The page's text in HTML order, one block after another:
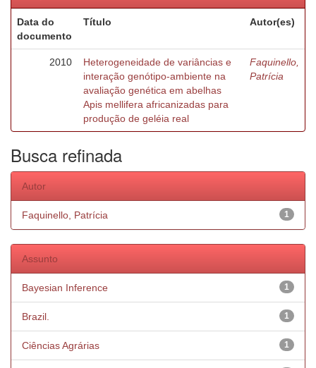
Data do
documento
Título Autor(es)
2010
Heterogeneidade de variâncias e
interação genótipo-ambiente na
avaliação genética em abelhas
Apis mellifera africanizadas para
produção de geléia real
Faquinello,
Patrícia
Busca refinada
Autor
1
Faquinello, Patrícia
Assunto
1
Bayesian Inference
1
Brazil.
1
Ciências Agrárias